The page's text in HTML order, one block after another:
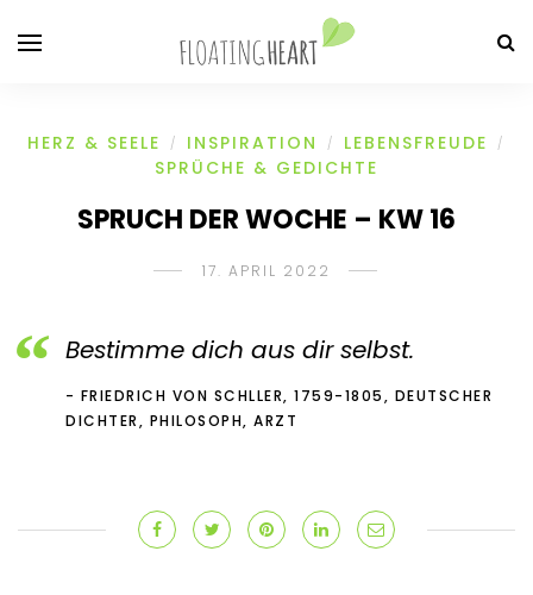
HERZ & SEELE / INSPIRATION / LEBENSFREUDE /
SPRÜCHE & GEDICHTE
SPRUCH DER WOCHE – KW 16
17. APRIL 2022
Bestimme dich aus dir selbst.
FRIEDRICH VON SCHLLER, 1759-1805, DEUTSCHER
DICHTER, PHILOSOPH, ARZT